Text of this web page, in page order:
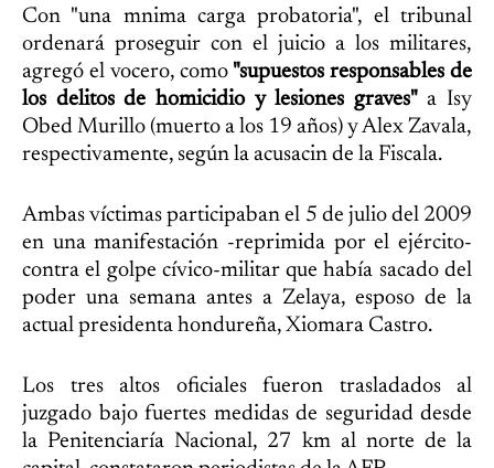
Con "una mnima carga probatoria", el tribunal
ordenará proseguir con el juicio a los militares,
agregó el vocero, como "supuestos responsables de
los delitos de homicidio y lesiones graves"a Isy
Obed Murillo (muerto a los 19 años) y Alex Zavala,
respectivamente, según la acusacin de la Fiscala.
Ambas víctimas participaban el 5 de julio del 2009
en una manifestación -reprimida por el ejército-
contra el golpe cívico-militar que había sacado del
poder una semana antes a Zelaya, esposo de la
actual presidenta hondureña, Xiomara Castro.
Los tres altos oficiales fueron trasladados al
juzgado bajo fuertes medidas de seguridad desde
la Penitenciaría Nacional, 27 km al norte de la